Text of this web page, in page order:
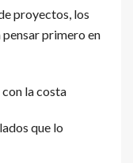
proyectos, los
primero en
la costa
que lo